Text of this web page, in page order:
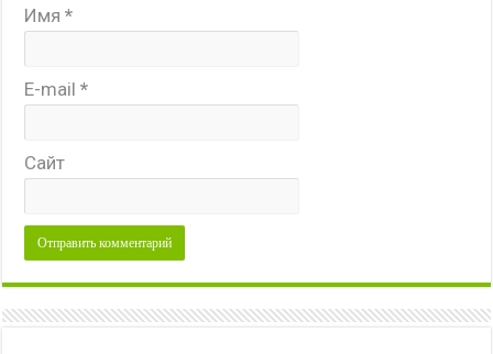
Имя*
E-mail*
Сайт